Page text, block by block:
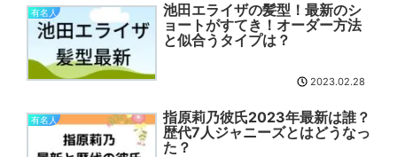
有名人
池田エライザの髪型！最新のシ
ョートがすてき！オーダー方法
と似合うタイプは？
2023.02.28
有名人
指原莉乃彼氏2023年最新は誰？
歴代7人ジャニーズとはどうなっ
た？